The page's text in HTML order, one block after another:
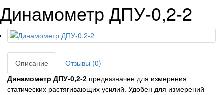
Динамометр ДПУ-0,2-2
Описание Отзывы (0)
Динамометр ДПУ-0,2-2 предназначен для измерения
статических растягивающих усилий. Удобен для измерений